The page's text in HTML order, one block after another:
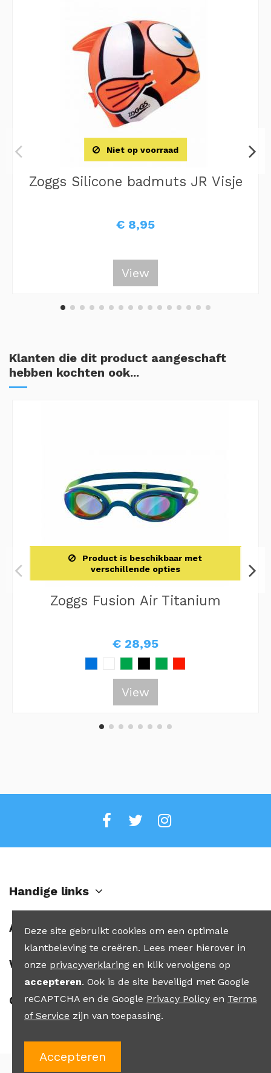
Niet op voorraad
Zoggs Silicone badmuts JR Visje
€ 8,95
View
Klanten die dit product aangeschaft
hebben kochten ook...
Product is beschikbaar met
verschillende opties
Zoggs Fusion Air Titanium
€ 28,95
View
Handige links
Account
Winkel
Contact
Deze site gebruikt cookies om een optimale
klantbeleving te creëren. Lees meer hierover in
onze privacyverklaring en klik vervolgens op
accepteren. Ook is de site beveiligd met Google
reCAPTCHA en de Google Privacy Policy en Terms
of Service zijn van toepassing.
Accepteren